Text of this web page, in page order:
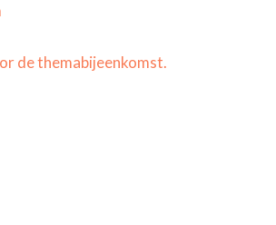
de themabijeenkomst.